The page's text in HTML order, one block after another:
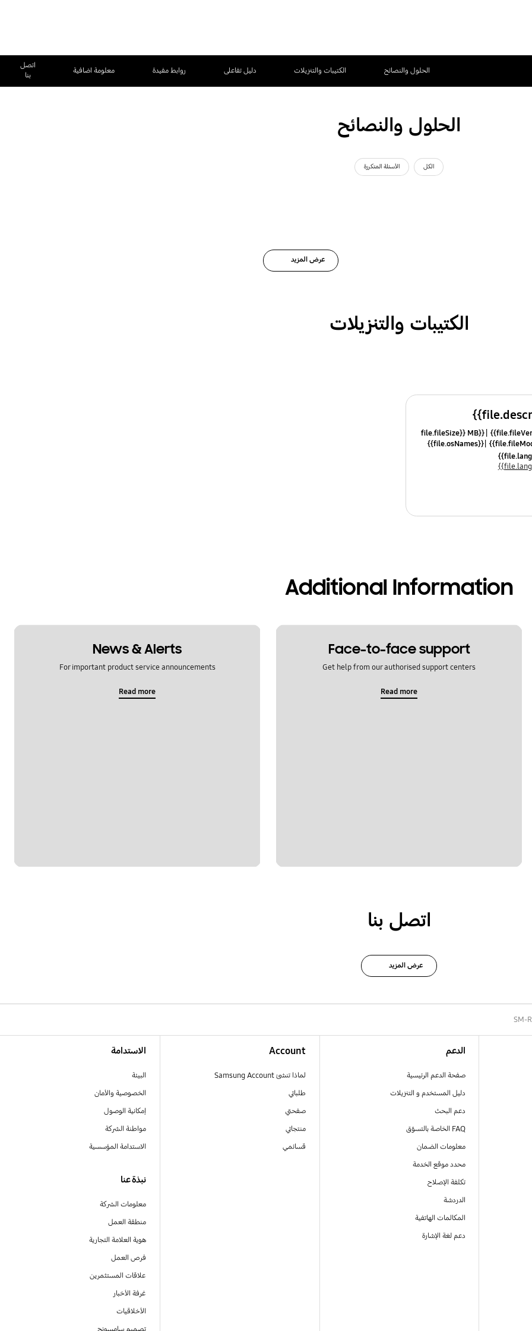
الحلول والنصائح الكتيبات والتنزيلات دليل تفاعلى روابط مفيدة معلومة اضافية
اتصل
بنا
الحلول والنصائح
الكل الأسئلة المتكررة
عرض المزيد
الكتيبات والتنزيلات
{{file.fileSize}} MB
{{file.osNames}}
Additional Information
Face-to-face support
Get help from our authorised support centers
Read more
News & Alerts
For important product service announcements
Read more
اتصل بنا
عرض المزيد
SM-
الدعم
صفحة الدعم الرئيسية
دليل المستخدم و التنزيلات
دعم البحث
FAQ الخاصة بالتسوّق
معلومات الضمان
محدد موقع الخدمة
تكلفة الإصلاح
الدردشة
المكالمات الهاتفية
دعم لغة الإشارة
Account
لماذا تنشئ Samsung Account
طلباتي
صفحتي
منتجاتي
قسائمي
الاستدامة
البيئة
الخصوصية والأمان
إمكانية الوصول
مواطنة الشركة
الاستدامة المؤسسية
نبذة عنا
معلومات الشركة
منطقة العمل
هوية العلامة التجارية
فرص العمل
علاقات المستثمرين
غرفة الأخبار
الأخلاقيات